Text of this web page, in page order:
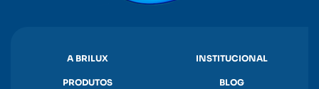
A BRILUX
PRODUTOS
INSTITUCIONAL
BLOG